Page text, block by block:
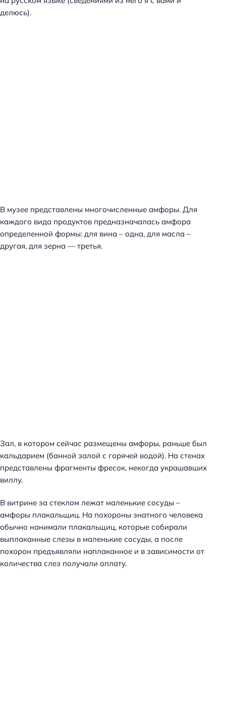
делюсь).
В музее представлены многочисленные амфоры. Для
каждого вида продуктов предназначалась амфора
определенной формы: для вина – одна, для масла –
другая, для зерна — третья.
Зал, в котором сейчас размещены амфоры, раньше был
кальдарием (банной залой с горячей водой). На стенах
представлены фрагменты фресок, некогда украшавших
виллу.
В витрине за стеклом лежат маленькие сосуды –
амфоры плакальщиц. На похороны знатного человека
обычно нанимали плакальщиц, которые собирали
выплаканные слезы в маленькие сосуды, а после
похорон предъявляли наплаканное и в зависимости от
количества слез получали оплату.